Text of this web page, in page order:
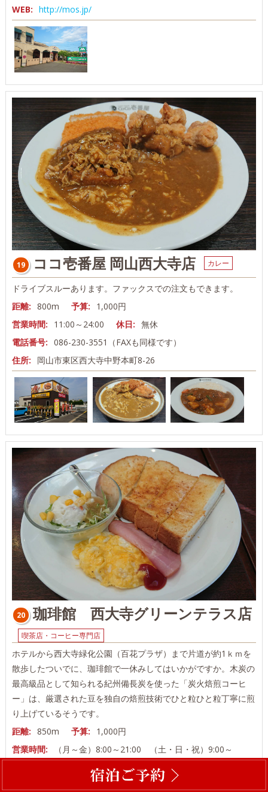
WEB: http://mos.jp/
19 ココ壱番屋 岡山西大寺店 カレー
ドライブスルーあります。ファックスでの注文もできます。
距離: 800m 予算:
1,000円
営業時間:
11:00～24:00 休日: 無休
電話番号: 086-230-3551（FAXも同様です）
住所:
岡山市東区西大寺中野本町8-26
20 珈琲館 西大寺グリーンテラス店
喫茶店・コーヒー専門店
ホテルから西大寺緑化公園（百花プラザ）まで片道が約1ｋｍを
散歩したついでに、珈琲館で一休みしてはいかがですか。木炭の
最高級品として知られる紀州備長炭を使った「炭火焙煎コーヒ
ー」は、厳選された豆を独自の焙煎技術でひと粒ひと粒丁寧に煎
り上げているそうです。
距離: 850m 予算:
1,000円
営業時間:
（月～金）8:00～21:00 （土・日・祝）9:00～